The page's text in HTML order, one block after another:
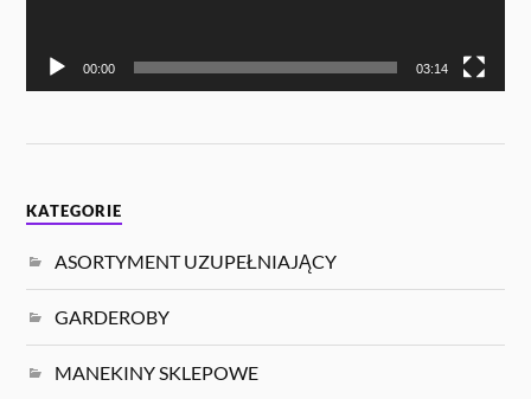
00:00 03:14
KATEGORIE
ASORTYMENT UZUPEŁNIAJĄCY
GARDEROBY
MANEKINY SKLEPOWE